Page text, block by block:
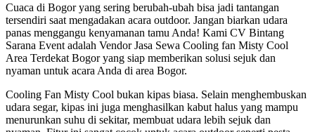
Cuaca di Bogor yang sering berubah-ubah bisa jadi tantangan
tersendiri saat mengadakan acara outdoor. Jangan biarkan udara
panas menggangu kenyamanan tamu Anda! Kami CV Bintang
Sarana Event adalah Vendor Jasa Sewa Cooling fan Misty Cool
Area Terdekat Bogor yang siap memberikan solusi sejuk dan
nyaman untuk acara Anda di area Bogor.
Cooling Fan Misty Cool bukan kipas biasa. Selain menghembuskan
udara segar, kipas ini juga menghasilkan kabut halus yang mampu
menurunkan suhu di sekitar, membuat udara lebih sejuk dan